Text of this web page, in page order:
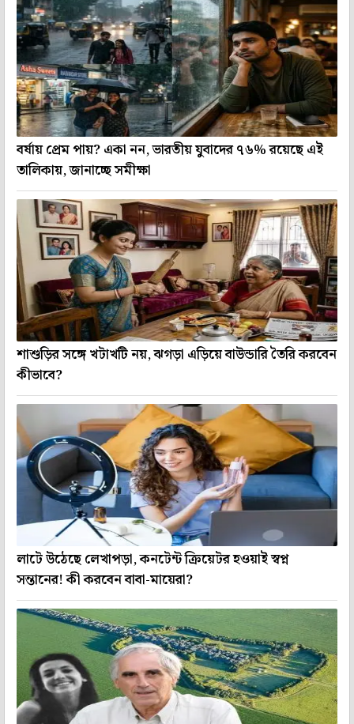
বর্ষায় প্রেম পায়? একা নন, ভারতীয় যুবাদের ৭৬% রয়েছে এই
তালিকায়, জানাচ্ছে সমীক্ষা
শাশুড়ির সঙ্গে খটাখটি নয়, ঝগড়া এড়িয়ে বাউন্ডারি তৈরি করবেন
কীভাবে?
লাটে উঠেছে লেখাপড়া, কনটেন্ট ক্রিয়েটর হওয়াই স্বপ্ন
সন্তানের! কী করবেন বাবা-মায়েরা?